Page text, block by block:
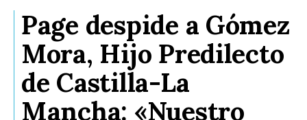
Page despide a Gómez
Mora, Hijo Predilecto
de Castilla-La
Mancha: «Nuestro